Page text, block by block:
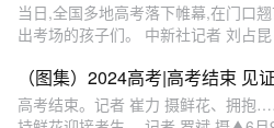
当日,全国多地高考落下帷幕,在门口
出考场的孩子们。 中新社记者 刘占
（图集）2024高考|高考结束 见
高考结束。记者 崔力 摄鲜花、拥抱